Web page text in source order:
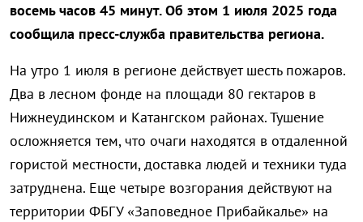
восемь часов 45 минут. Об этом 1 июля 2025 года
сообщила пресс-служба правительства региона.
На утро 1 июля в регионе действует шесть пожаров.
Два в лесном фонде на площади 80 гектаров в
Нижнеудинском и Катангском районах. Тушение
осложняется тем, что очаги находятся в отдаленной
гористой местности, доставка людей и техники туда
затруднена. Еще четыре возгорания действуют на
территории ФБГУ «Заповедное Прибайкалье» на